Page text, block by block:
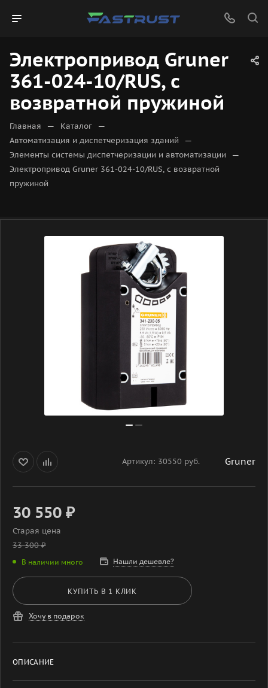
Электропривод Gruner
361-024-10/RUS, с
возвратной пружиной
Главная — Каталог —
Автоматизация и диспетчеризация зданий —
Элементы системы диспетчеризации и автоматизации —
Электропривод Gruner 361-024-10/RUS, с возвратной
пружиной
Артикул: 30550 руб. Gruner
30 550 ₽
Старая цена
33 300₽
В наличии много Нашли дешевле?
КУПИТЬ В 1 КЛИК
Хочу в подарок
ОПИСАНИЕ